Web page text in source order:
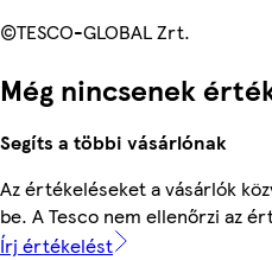
©TESCO-GLOBAL Zrt.
Még nincsenek
Segíts a többi vásárlónak
Az értékeléseket a vásárlók
be. A Tesco nem ellenőrzi az
Írj értékelést